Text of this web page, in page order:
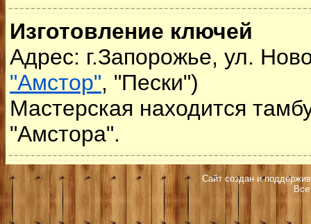
Изготовление ключей
Адрес: г.Запорожье, ул.
"Амстор", "Пески")
Мастерская находится
"Амстора".
Сайт создан и